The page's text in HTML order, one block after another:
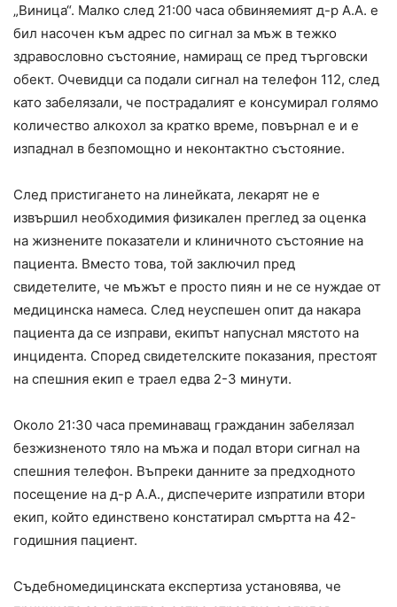
„Виница“. Малко след 21:00 часа обвиняемият д-р А.А. е
бил насочен към адрес по сигнал за мъж в тежко
здравословно състояние, намиращ се пред търговски
обект. Очевидци са подали сигнал на телефон 112, след
като забелязали, че пострадалият е консумирал голямо
количество алкохол за кратко време, повърнал е и е
изпаднал в безпомощно и неконтактно състояние.
След пристигането на линейката, лекарят не е
извършил необходимия физикален преглед за оценка
на жизнените показатели и клиничното състояние на
пациента. Вместо това, той заключил пред
свидетелите, че мъжът е просто пиян и не се нуждае от
медицинска намеса. След неуспешен опит да накара
пациента да се изправи, екипът напуснал мястото на
инцидента. Според свидетелските показания, престоят
на спешния екип е траел едва 2-3 минути.
Около 21:30 часа преминаващ гражданин забелязал
безжизненото тяло на мъжа и подал втори сигнал на
спешния телефон. Въпреки данните за предходното
посещение на д-р А.А., диспечерите изпратили втори
екип, който единствено констатирал смъртта на 42-
годишния пациент.
Съдебномедицинската експертиза установява, че